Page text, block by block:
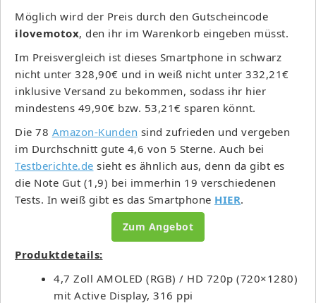
Möglich wird der Preis durch den Gutscheincode
ilovemotox, den ihr im Warenkorb eingeben müsst.
Im Preisvergleich ist dieses Smartphone in schwarz
nicht unter 328,90€ und in weiß nicht unter 332,21€
inklusive Versand zu bekommen, sodass ihr hier
mindestens 49,90€ bzw. 53,21€ sparen könnt.
Die 78 Amazon-Kunden sind zufrieden und vergeben
im Durchschnitt gute 4,6 von 5 Sterne. Auch bei
Testberichte.de sieht es ähnlich aus, denn da gibt es
die Note Gut (1,9) bei immerhin 19 verschiedenen
Tests. In weiß gibt es das Smartphone HIER.
Zum Angebot
Produktdetails:
4,7 Zoll AMOLED (RGB) / HD 720p (720×1280)
mit Active Display, 316 ppi